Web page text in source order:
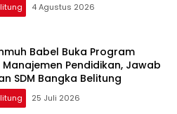
4 Agustus 2026
Babel Buka Program
Pendidikan, Jawab
SDM Bangka Belitung
25 Juli 2026